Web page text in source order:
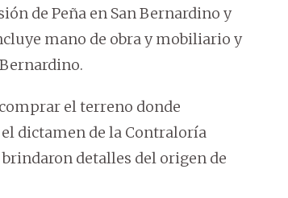
de Peña en San Bernardino y
mano de obra y mobiliario y
el terreno donde
dictamen de la Contraloría
brindaron detalles del origen de